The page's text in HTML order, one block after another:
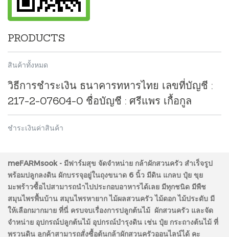
PRODUCTS
สินค้าทั้งหมด
วิธีการชำระเงิน ธนาคารทหารไทย เลขที่บัญชี :
217-2-07604-0 ชื่อบัญชี : ศรีแพร เกื้อกูล
ชำระเงินค่าสินค้า
meFARMsook - มีฟาร์มสุข จัดจำหน่าย กล้าผักสวนครัว สำเร็จรูป
พร้อมปลูกลงดิน ผักบรรจุอยู่ในถุงขนาด 6 นิ้ว มีดิน แกลบ ปุ๋ย ขุย
มะพร้าวซื้อไปสามารถนำไปประกอบอาหารได้เลย มีทุกชนิด มีพืช
สมุนไพรพื้นบ้าน สมุนไพรหายาก ไม้ผลสวนครัว ไม้ดอก ไม้ประดับ มี
ให้เลือกมากมาย ที่นี่ ครบจบเรื่องการปลูกต้นไม้ ผักสวนครัว และจัด
จำหน่าย อุปกรณ์ปลูกต้นไม้ อุปกรณ์บำรุงดิน เช่น ปุ๋ย กระถางต้นไม้ ที่
พรวนดิน ลูกค้าสามารถสั่งซื้อต้นกล้าผักสวนครัวออนไลน์ได้ คะ